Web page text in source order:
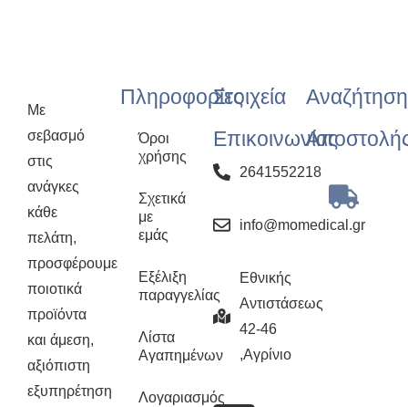
Με
σεβασμό
στις
ανάγκες
κάθε
πελάτη,
προσφέρουμε
ποιοτικά
προϊόντα
και άμεση,
αξιόπιστη
εξυπηρέτηση
Πληροφορίες
Όροι
χρήσης
Σχετικά
με
εμάς
Εξέλιξη
παραγγελίας
Λίστα
Αγαπημένων
Λογαριασμός
Στοιχεία
Επικοινωνίας
2641552218
info@momedical.gr
Εθνικής
Αντιστάσεως
42-46
,Αγρίνιο
Αναζήτηση